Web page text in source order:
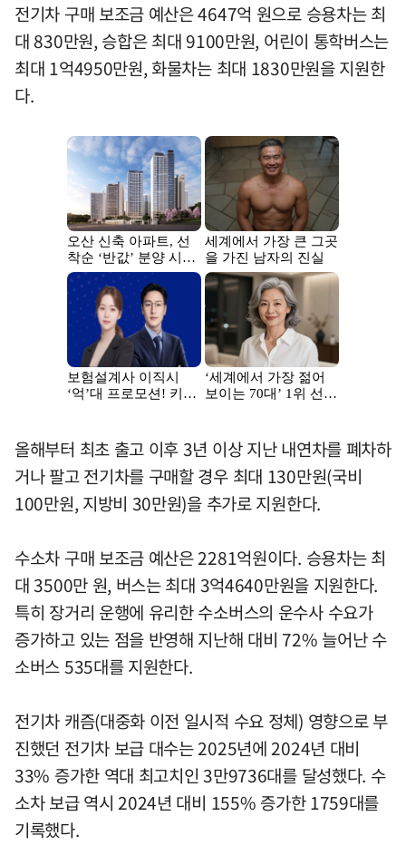
전기차 구매 보조금 예산은 4647억 원으로 승용차는 최
대 830만원, 승합은 최대 9100만원, 어린이 통학버스는
최대 1억4950만원, 화물차는 최대 1830만원을 지원한
다.
올해부터 최초 출고 이후 3년 이상 지난 내연차를 폐차하
거나 팔고 전기차를 구매할 경우 최대 130만원(국비
100만원, 지방비 30만원)을 추가로 지원한다.
수소차 구매 보조금 예산은 2281억원이다. 승용차는 최
대 3500만 원, 버스는 최대 3억4640만원을 지원한다.
특히 장거리 운행에 유리한 수소버스의 운수사 수요가
증가하고 있는 점을 반영해 지난해 대비 72% 늘어난 수
소버스 535대를 지원한다.
전기차 캐즘(대중화 이전 일시적 수요 정체) 영향으로 부
진했던 전기차 보급 대수는 2025년에 2024년 대비
33% 증가한 역대 최고치인 3만9736대를 달성했다. 수
소차 보급 역시 2024년 대비 155% 증가한 1759대를
기록했다.